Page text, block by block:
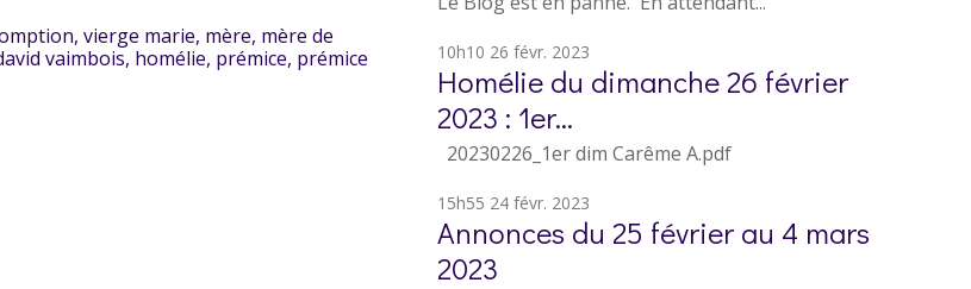
,vierge marie, mère, mère de
vaimbois, homélie, prémice, prémice
10h10 26 févr. 2023
Homélie du dimanche 26 février
2023 : 1er...
20230226_1er dim Carême A.pdf
15h55 24 févr. 2023
Annonces du 25 février au 4 mars
2023